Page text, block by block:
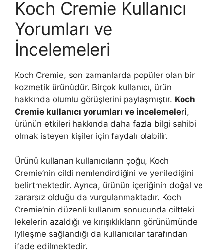
Koch Cremie Kullanıcı
Yorumları ve
İncelemeleri
Koch Cremie, son zamanlarda popüler olan bir
kozmetik ürünüdür. Birçok kullanıcı, ürün
hakkında olumlu görüşlerini paylaşmıştır. Koch
Cremie kullanıcı yorumları ve incelemeleri,
ürünün etkileri hakkında daha fazla bilgi sahibi
olmak isteyen kişiler için faydalı olabilir.
Ürünü kullanan kullanıcıların çoğu, Koch
Cremie’nin cildi nemlendirdiğini ve yenilediğini
belirtmektedir. Ayrıca, ürünün içeriğinin doğal ve
zararsız olduğu da vurgulanmaktadır. Koch
Cremie’nin düzenli kullanım sonucunda ciltteki
lekelerin azaldığı ve kırışıklıkların görünümünde
iyileşme sağlandığı da kullanıcılar tarafından
ifade edilmektedir.